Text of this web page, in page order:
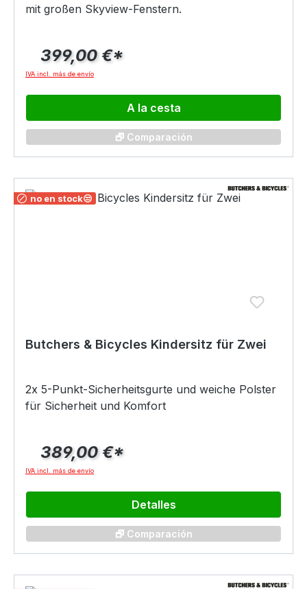
mit großen Skyview-Fenstern.
399,00 €*
IVA incl. más de envío
A la cesta
🗗 Comparación
no en stock😒
Butchers & Bicycles Kindersitz für Zwei
2x 5-Punkt-Sicherheitsgurte und weiche Polster
für Sicherheit und Komfort
389,00 €*
IVA incl. más de envío
Detalles
🗗 Comparación